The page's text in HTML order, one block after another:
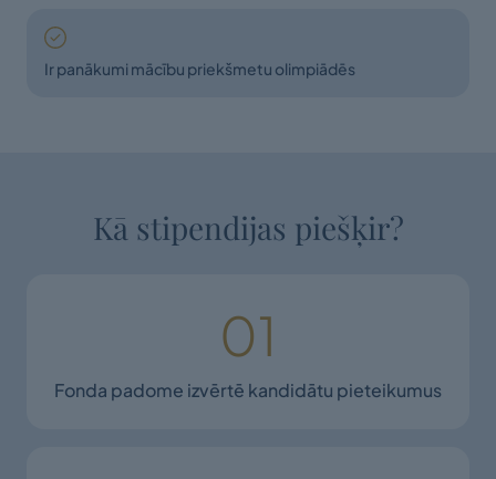
Ir panākumi mācību priekšmetu olimpiādēs
Kā stipendijas piešķir?
01
Fonda padome izvērtē kandidātu pieteikumus